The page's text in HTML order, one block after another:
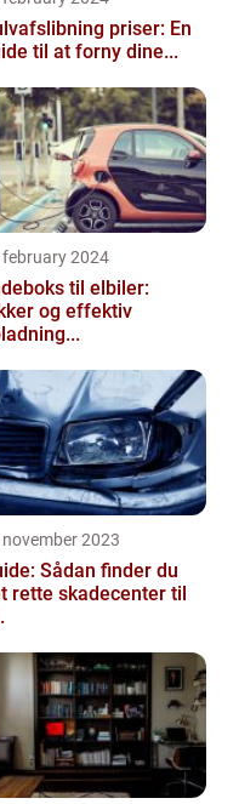
priser: En
til at forny dine...
february 2024
til elbiler:
og effektiv
november 2023
Sådan finder du
rette skadecenter til